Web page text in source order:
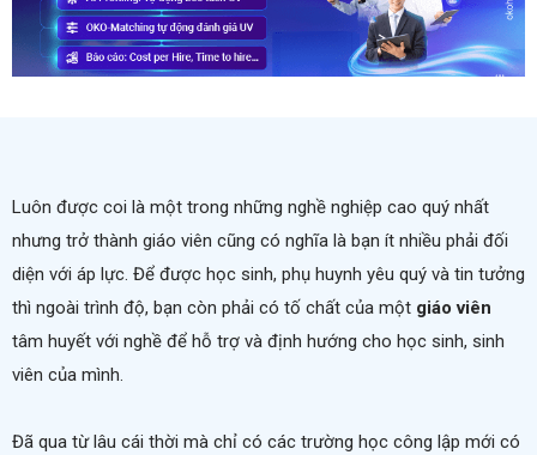
Luôn được coi là một trong những nghề nghiệp cao quý nhất
nhưng trở thành giáo viên cũng có nghĩa là bạn ít nhiều phải đối
diện với áp lực. Để được học sinh, phụ huynh yêu quý và tin tưởng
thì ngoài trình độ, bạn còn phải có tố chất của một giáo viên
tâm huyết với nghề để hỗ trợ và định hướng cho học sinh, sinh
viên của mình.
Đã qua từ lâu cái thời mà chỉ có các trường học công lập mới có